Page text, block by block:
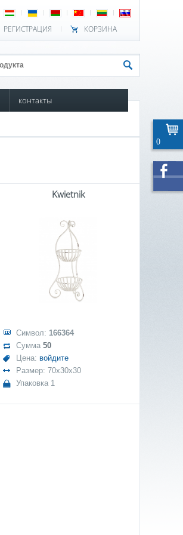
РЕГИСТРАЦИЯ КОРЗИНА
контакты
Kwietnik
Символ: 166364
Сумма 50
Цена: войдите
Размер: 70x30x30
Упаковка 1
0